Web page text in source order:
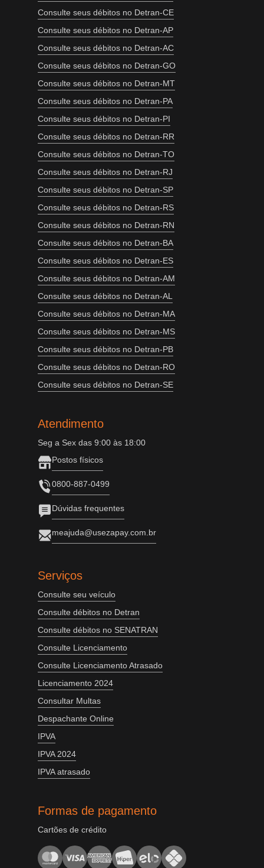
Consulte seus débitos no Detran-CE
Consulte seus débitos no Detran-AP
Consulte seus débitos no Detran-AC
Consulte seus débitos no Detran-GO
Consulte seus débitos no Detran-MT
Consulte seus débitos no Detran-PA
Consulte seus débitos no Detran-PI
Consulte seus débitos no Detran-RR
Consulte seus débitos no Detran-TO
Consulte seus débitos no Detran-RJ
Consulte seus débitos no Detran-SP
Consulte seus débitos no Detran-RS
Consulte seus débitos no Detran-RN
Consulte seus débitos no Detran-BA
Consulte seus débitos no Detran-ES
Consulte seus débitos no Detran-AM
Consulte seus débitos no Detran-AL
Consulte seus débitos no Detran-MA
Consulte seus débitos no Detran-MS
Consulte seus débitos no Detran-PB
Consulte seus débitos no Detran-RO
Consulte seus débitos no Detran-SE
Atendimento
Seg a Sex das 9:00 às 18:00
Postos físicos
0800-887-0499
Dúvidas frequentes
meajuda@usezapay.com.br
Serviços
Consulte seu veículo
Consulte débitos no Detran
Consulte débitos no SENATRAN
Consulte Licenciamento
Consulte Licenciamento Atrasado
Licenciamento 2024
Consultar Multas
Despachante Online
IPVA
IPVA 2024
IPVA atrasado
Formas de pagamento
Cartões de crédito